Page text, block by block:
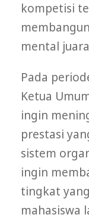
kompetisi
mental
Pada
Ketua
ingin
prestasi
sistem
ingin
tingkat
mahasiswa